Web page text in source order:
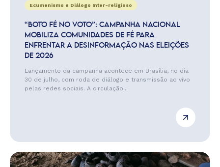
Ecumenismo e Diálogo Inter-religioso
“BOTO FÉ NO VOTO”: CAMPANHA NACIONAL
MOBILIZA COMUNIDADES DE FÉ PARA
ENFRENTAR A DESINFORMAÇÃO NAS ELEIÇÕES
DE 2026
Lançamento da campanha acontece em Brasília, no dia
30 de julho, com roda de diálogo e transmissão ao vivo
pelas redes sociais. A circulação...